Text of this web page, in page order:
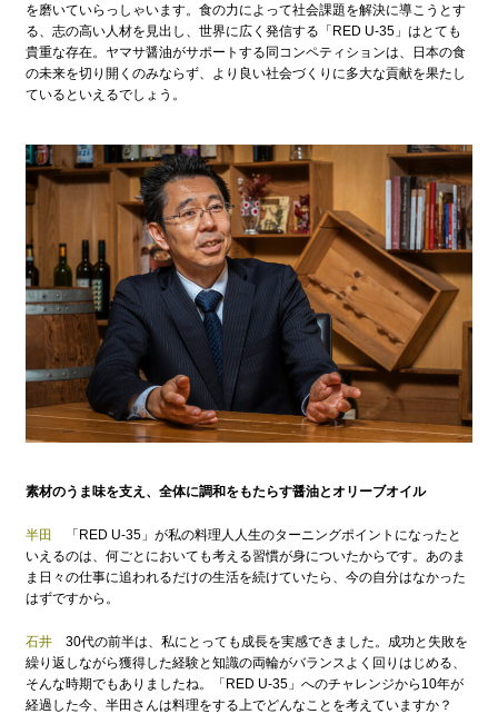
を磨いていらっしゃいます。食の力によって社会課題を解決に導こうとす
る、志の高い人材を見出し、世界に広く発信する「RED U-35」はとても
貴重な存在。ヤマサ醤油がサポートする同コンペティションは、日本の食
の未来を切り開くのみならず、より良い社会づくりに多大な貢献を果たし
ているといえるでしょう。
素材のうま味を支え、全体に調和をもたらす醤油とオリーブオイル
半田
「RED U-35」が私の料理人人生のターニングポイントになったと
いえるのは、何ごとにおいても考える習慣が身についたからです。あのま
ま日々の仕事に追われるだけの生活を続けていたら、今の自分はなかった
はずですから。
石井30代の前半は、私にとっても成長を実感できました。成功と失敗を
繰り返しながら獲得した経験と知識の両輪がバランスよく回りはじめる、
そんな時期でもありましたね。「RED U-35」へのチャレンジから10年が
経過した今、半田さんは料理をする上でどんなことを考えていますか？